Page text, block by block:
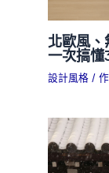
北歐風、
一次搞懂
設計風格 /